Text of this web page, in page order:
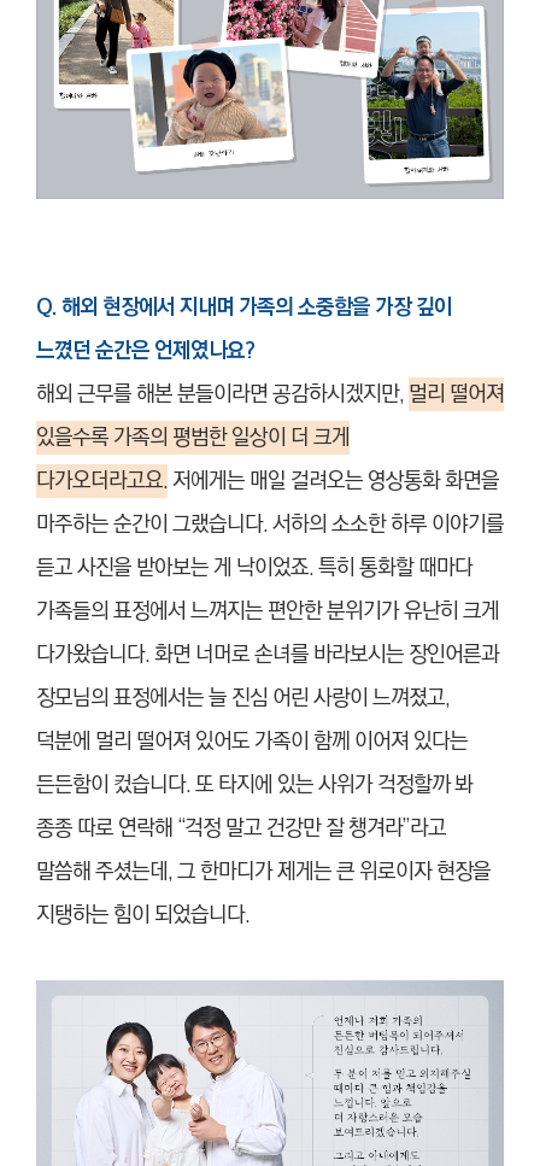
Q. 해외 현장에서 지내며 가족의 소중함을 가장 깊이
느꼈던 순간은 언제였나요?
해외 근무를 해본 분들이라면 공감하시겠지만,멀리 떨어져
있을수록 가족의 평범한 일상이 더 크게
다가오더라고요.저에게는 매일 걸려오는 영상통화 화면을
마주하는 순간이 그랬습니다. 서하의 소소한 하루 이야기를
듣고 사진을 받아보는 게 낙이었죠. 특히 통화할 때마다
가족들의 표정에서 느껴지는 편안한 분위기가 유난히 크게
다가왔습니다. 화면 너머로 손녀를 바라보시는 장인어른과
장모님의 표정에서는 늘 진심 어린 사랑이 느껴졌고,
덕분에 멀리 떨어져 있어도 가족이 함께 이어져 있다는
든든함이 컸습니다. 또 타지에 있는 사위가 걱정할까 봐
종종 따로 연락해 “걱정 말고 건강만 잘 챙겨라”라고
말씀해 주셨는데, 그 한마디가 제게는 큰 위로이자 현장을
지탱하는 힘이 되었습니다.